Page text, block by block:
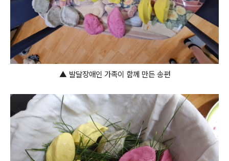
▲ 발달장애인 가족이 함께 만든 송편